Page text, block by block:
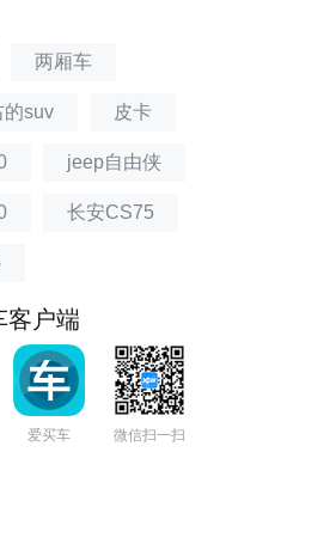
两厢车
的suv 皮卡
jeep自由侠
长安CS75
客户端
爱买车 微信扫一扫